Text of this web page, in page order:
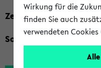
Zeiten
Sonstiges
Wirkung für die
finden Sie auch
verwendeten